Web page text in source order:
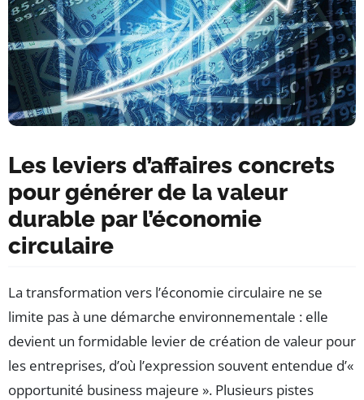
Les leviers d’affaires concrets
pour générer de la valeur
durable par l’économie
circulaire
La transformation vers l’économie circulaire ne se
limite pas à une démarche environnementale : elle
devient un formidable levier de création de valeur pour
les entreprises, d’où l’expression souvent entendue d’«
opportunité business majeure ». Plusieurs pistes